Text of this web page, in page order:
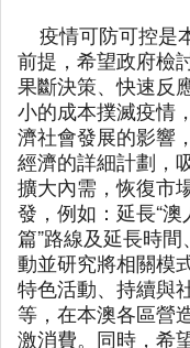
疫情可防可控是
前提，希望政府檢
果斷決策、快速反
小的成本撲滅疫情
濟社會發展的影響
經濟的詳細計劃，
擴大內需，恢復市
發，例如：延長“
篇”路線及延長時間
動並研究將相關模
特色活動、持續與
等，在本澳各區營
激消費。同時，希